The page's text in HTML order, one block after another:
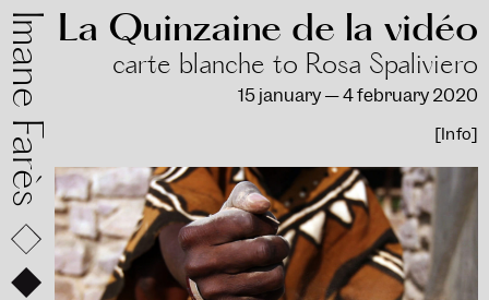
La Quinzaine de la vidéo
carte blanche to Rosa Spaliviero
15 january — 4 february 2020
[Info]